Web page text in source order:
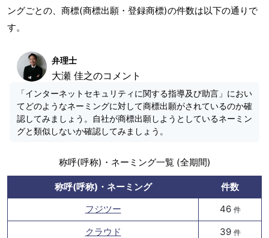
ングごとの、商標(商標出願・登録商標)の件数は以下の通りで
す。
弁理士
大瀬 佳之のコメント
「インターネットセキュリティに関する指導及び助言」におい
てどのようなネーミングに対して商標出願がされているのか確
認してみましょう。自社が商標出願しようとしているネーミン
グと類似しないか確認してみましょう。
称呼(呼称)・ネーミング一覧 (全期間)
称呼(呼称)・ネーミング
件数
フジツー
46 件
クラウド 39 件